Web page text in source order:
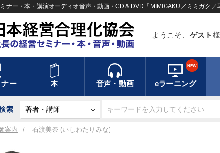
ナー・本・講演オーディオ音声・動画・CD＆DVD「MIMIGAKU／ミミガク／
ようこそ、 ゲスト 様
ナー 本 音声・動画 eラーニング
NEW
索
案内 石渡美奈 (いしわたりみな)